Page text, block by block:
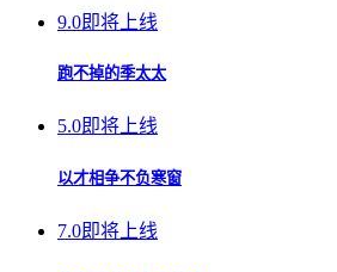
9.0即将上线
跑不掉的季太太
5.0即将上线
以才相争不负寒窗
7.0即将上线